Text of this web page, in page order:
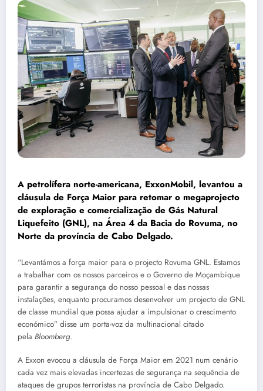
A petrolífera norte-americana, ExxonMobil, levantou a
cláusula de Força Maior para retomar o megaprojecto
de exploração e comercialização de Gás Natural
Liquefeito (GNL), na Área 4 da Bacia do Rovuma, no
Norte da província de Cabo Delgado.
“Levantámos a força maior para o projecto Rovuma GNL. Estamos
a trabalhar com os nossos parceiros e o Governo de Moçambique
para garantir a segurança do nosso pessoal e das nossas
instalações, enquanto procuramos desenvolver um projecto de GNL
de classe mundial que possa ajudar a impulsionar o crescimento
económico” disse um porta-voz da multinacional citado
pela Bloomberg.
A Exxon evocou a cláusula de Força Maior em 2021 num cenário
cada vez mais elevadas incertezas de segurança na sequência de
ataques de grupos terroristas na província de Cabo Delgado.